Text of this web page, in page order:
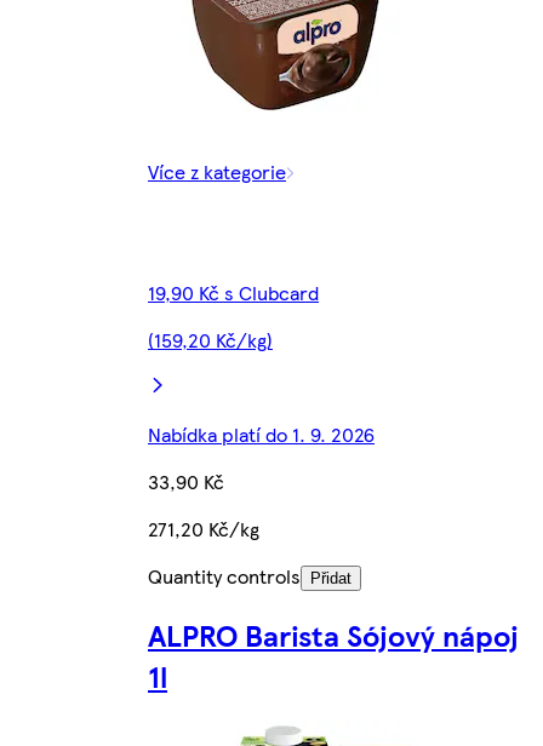
Více z kategorie
19,90 Kč s Clubcard
(159,20 Kč/kg)
Nabídka platí do 1. 9. 2026
33,90 Kč
271,20 Kč/kg
Quantity controls
Přidat
ALPRO Barista Sójový nápoj
1l